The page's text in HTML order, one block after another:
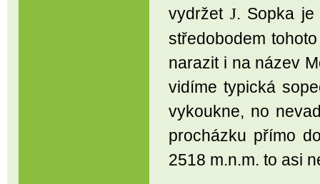
vydržet J. Sopka je
středobodem
narazit i na název
vidíme typická
vykoukne, no
procházku přímo
2518 m.n.m. to asi